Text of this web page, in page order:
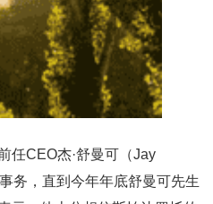
任CEO杰·舒曼可（Jay
务，直到今年年底舒曼可先生